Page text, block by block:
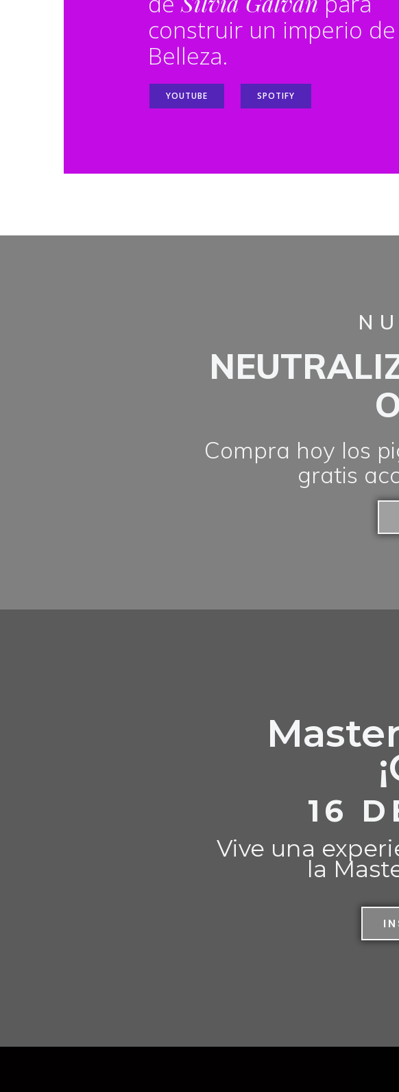
construir un imperio de
Belleza.
YOUTUBE SPOTIFY
Compra hoy los
gratis
16
Vive una
la